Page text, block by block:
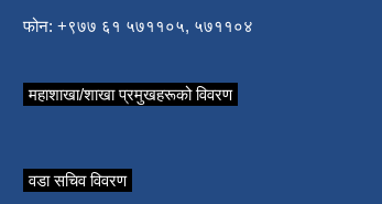
फोन: +९७७ ६१ ५७११०५, ५७११०४
महाशाखा/शाखा प्रमुखहरूको विवरण
वडा सचिव विवरण